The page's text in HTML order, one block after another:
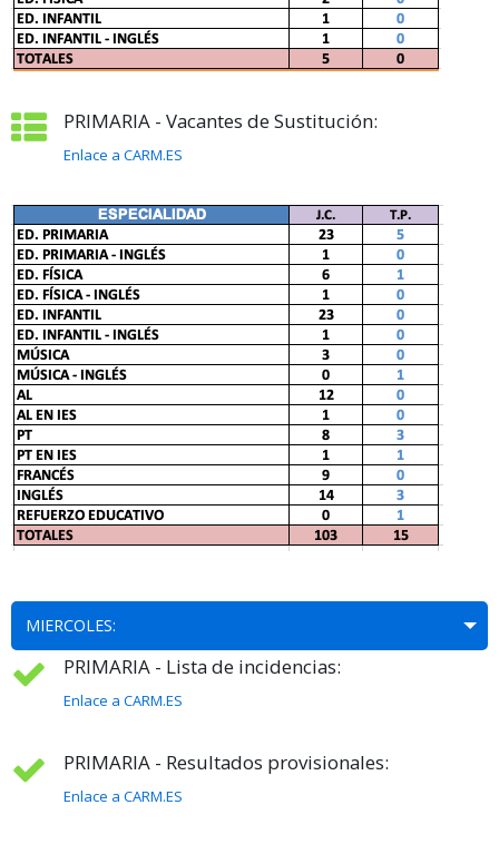
PRIMARIA - Vacantes de Sustitución:
Enlace a CARM.ES
MIERCOLES:
PRIMARIA - Lista de incidencias:
Enlace a CARM.ES
PRIMARIA - Resultados provisionales:
Enlace a CARM.ES